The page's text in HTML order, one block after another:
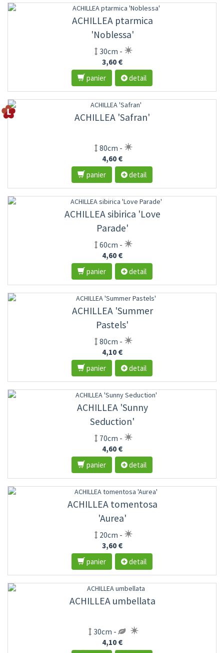
ACHILLEA ptarmica
'Noblessa'
30cm -
3,60 €
panier
detail
ACHILLEA 'Safran'
80cm -
4,60 €
panier
detail
ACHILLEA sibirica 'Love
Parade'
60cm -
4,60 €
panier
detail
ACHILLEA 'Summer
Pastels'
80cm -
4,10 €
panier
detail
ACHILLEA 'Sunny
Seduction'
70cm -
4,60 €
panier
detail
ACHILLEA tomentosa
'Aurea'
20cm -
3,60 €
panier
detail
ACHILLEA umbellata
30cm -
4,10 €